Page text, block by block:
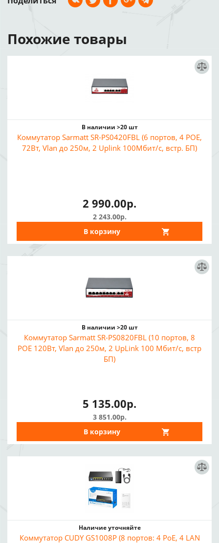
Похожие товары
В наличии >20 шт
Коммутатор Sarmatt SR-PS0420FBL (6 портов, 4 POE,
72Вт, Vlan до 250м, 2 Uplink 100Мбит/с, встр. БП)
2 990.00р.
2 243.00р.
В корзину
В наличии >20 шт
Коммутатор Sarmatt SR-PS0820FBL (10 портов, 8
POE 120Вт, Vlan до 250м, 2 UpLink 100 Мбит/с, встр
БП)
5 135.00р.
3 851.00р.
В корзину
Наличие уточняйте
Коммутатор CUDY GS1008P (8 портов: 4 PoE, 4 LAN